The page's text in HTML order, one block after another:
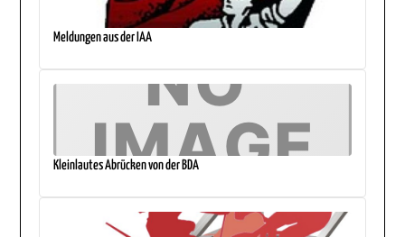
Meldungen aus der IAA
Kleinlautes Abrücken von der BDA